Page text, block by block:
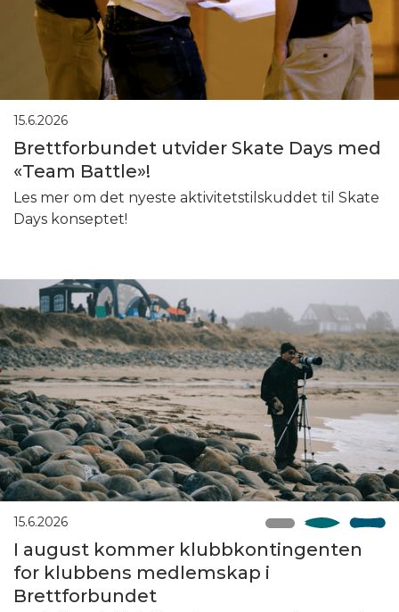
15.6.2026
Brettforbundet utvider Skate Days med
«Team Battle»!
Les mer om det nyeste aktivitetstilskuddet til Skate
Days konseptet!
15.6.2026
I august kommer klubbkontingenten
for klubbens medlemskap i
Brettforbundet